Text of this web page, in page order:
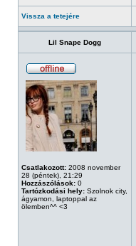
Vissza a tetejére
Lil Snape Dogg
Csatlakozott: 2008 november
28 (péntek), 21:29
Hozzászólások: 0
Tartózkodási hely: Szolnok city,
ágyamon, laptoppal az
ölemben^^ <3